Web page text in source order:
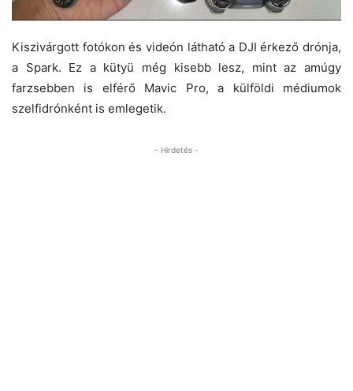
Kiszivárgott fotókon és videón látható a DJI érkező drónja,
a Spark. Ez a kütyü még kisebb lesz, mint az amúgy
farzsebben is elférő Mavic Pro, a külföldi médiumok
szelfidrónként is emlegetik.
- Hirdetés -